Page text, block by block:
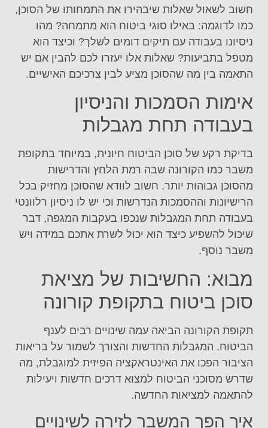
חשוב לשאול שאלות שיבהירו את התמחותו של הסוכן,
כמו לדוגמה: באילו סוגי ביטוח הוא מתמחה? מהו
ניסיונו בעבודה עם תיקים דומים לשלך? וכיצד הוא
מטפל בתביעות? שאלות אלו יעזרו לכם להבין אם יש
התאמה בין מה שהסוכן מציע לבין צרכיכם האישיים.
אימות הסמכות והניסיון
בעבודה תחת מגבלות
בדיקת רקע של סוכן הביטוח חיונית, במיוחד בתקופת
משבר כמו הקורונה שבה רמת הלחץ והדרישות
מהסוכן גבוהות יותר. חשוב לוודא שהסוכן מחזיק בכל
הרישיונות וההסמכות הנדרשות וכי יש לו ניסיון רלוונטי
בעבודה תחת המגבלות שנכפו בעקבות המגפה, דבר
שיכול להשפיע כיצד הוא יכול לשרת אתכם במידה ויש
משבר נוסף.
מבוא: החשיבות של מציאת
סוכן ביטוח בתקופת קורונה
תקופת הקורונה הביאה עמה שינויים רבים לענף
הביטוח. המגבלות החדשות והצורך לשמור על בריאות
הציבור הפכו את האינטראקציה הפיזית למוגבלת, מה
שדרש מסוכני הביטוח למצוא דרכים חדשות ויעילות
להתאמה למציאות החדשה.
איך הפך המשבר לזירה לשינויים